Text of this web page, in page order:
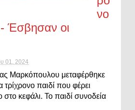
νο
- Έσβησαν οι
01, 2024
Μαρκόπουλου μεταφέρθηκε
τρίχρονο παιδί που φέρει
κεφάλι. Το παιδί συνοδεία